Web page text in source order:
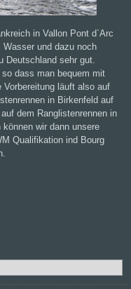
in Vallon Pont d`Arc
Wasser und dazu noch
Deutschland sehr gut.
dass man bequem mit
Vorbereitung läuft also auf
in Birkenfeld auf
dem Ranglistenrennen in
können wir dann unsere
Qualifikation ind Bourg